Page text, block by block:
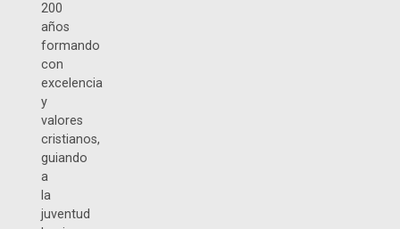
200
años
formando
con
excelencia
y
valores
cristianos,
guiando
a
la
juventud